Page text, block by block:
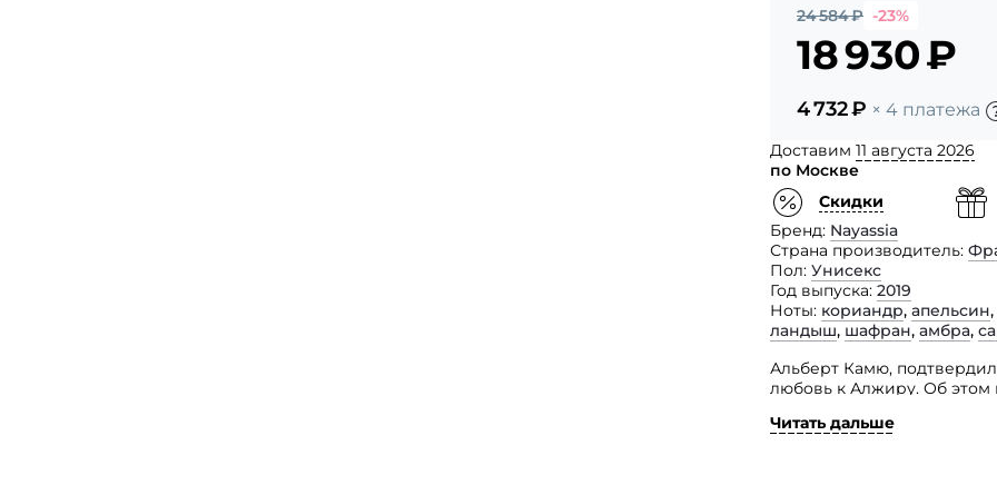
24 584₽ -23%
18 930₽
4 732₽ × 4 платежа
Доставим 11 августа 2026
по Москве
Скидки
Бренд Nayassia
Страна производитель
Пол Унисекс
Год выпуска 2019
Ноты кориандр, апельсин,
ландыш, шафран, амбра,
Альберт Камю,
любовь к Алжиру. Об этом
Читать дальше